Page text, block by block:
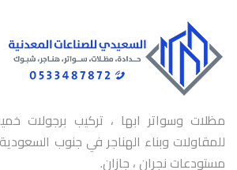
مظلات وسواتر ابها ، تركيب برجولات
للمقاولات وبناء الهناجر في جنوب
مستودعات نجران ، جازان.